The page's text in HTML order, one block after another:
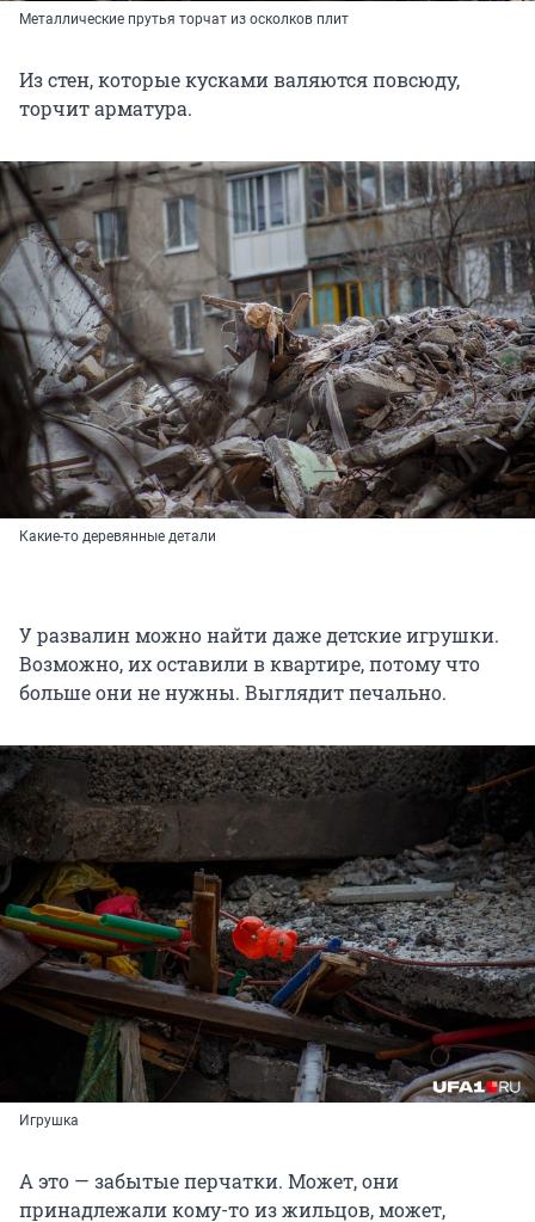
Металлические прутья торчат из осколков плит
Из стен, которые кусками валяются повсюду,
торчит арматура.
Какие-то деревянные детали
У развалин можно найти даже детские игрушки.
Возможно, их оставили в квартире, потому что
больше они не нужны. Выглядит печально.
Игрушка
А это — забытые перчатки. Может, они
принадлежали кому-то из жильцов, может,